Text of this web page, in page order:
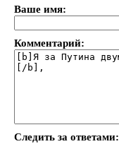
Ваше имя:
Комментарий:
Следить за ответами: